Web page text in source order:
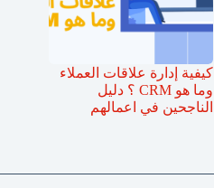
كيفية إدارة علاقات العملاء
وما هو CRM ؟ دليل
الناجحين في اعمالهم